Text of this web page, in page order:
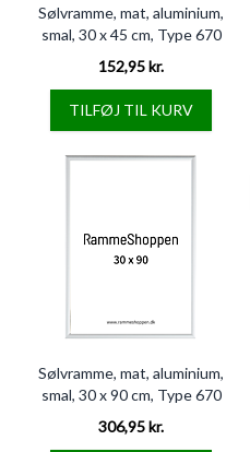
Sølvramme, mat, aluminium,
smal, 30 x 45 cm, Type 670
152,95 kr.
TILFØJ TIL KURV
Sølvramme, mat, aluminium,
smal, 30 x 90 cm, Type 670
306,95 kr.